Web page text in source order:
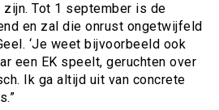
Tot 1 september is de
en zal die onrust ongetwijfeld
‘Je weet bijvoorbeeld ook
een EK speelt, geruchten over
Ik ga altijd uit van concrete